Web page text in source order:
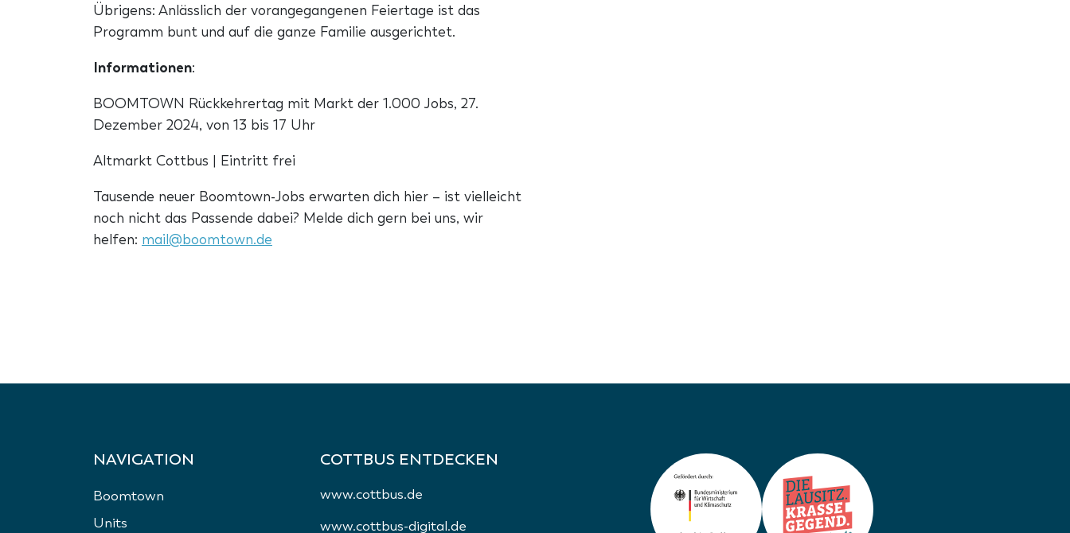
Übrigens: Anlässlich der vorangegangenen Feiertage ist das
Programm bunt und auf die ganze Familie ausgerichtet.
Informationen:
BOOMTOWN Rückkehrertag mit Markt der 1.000 Jobs, 27.
Dezember 2024, von 13 bis 17 Uhr
Altmarkt Cottbus | Eintritt frei
Tausende neuer Boomtown-Jobs erwarten dich hier – ist vielleicht
noch nicht das Passende dabei? Melde dich gern bei uns, wir
helfen: mail@boomtown.de
NAVIGATION
Boomtown
Units
COTTBUS ENTDECKEN
www.cottbus.de
www.cottbus-digital.de